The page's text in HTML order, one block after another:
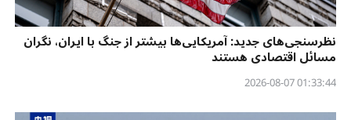
نظرسنجی‌‌های جدید: آمریکایی‌ها بیشتر از جنگ با ایران، نگران
مسائل اقتصادی هستند
01:33:44 2026-08-07